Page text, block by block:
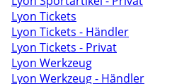
Lyon Tickets
Lyon Tickets - Händler
Lyon Tickets - Privat
Lyon Werkzeug
Lyon Werkzeug - Händler